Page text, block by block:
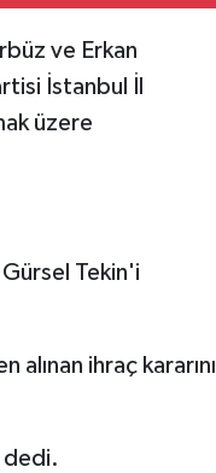
ve Erkan
İstanbul İl
üzere
Tekin'i
alınan ihraç kararını
dedi.